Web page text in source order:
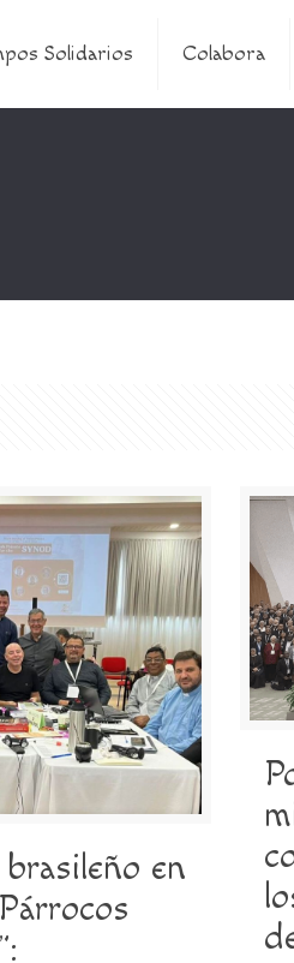
Solidarios Colabora
en